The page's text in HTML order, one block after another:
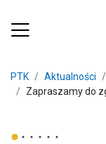
PTK Aktualności
Zapraszamy do